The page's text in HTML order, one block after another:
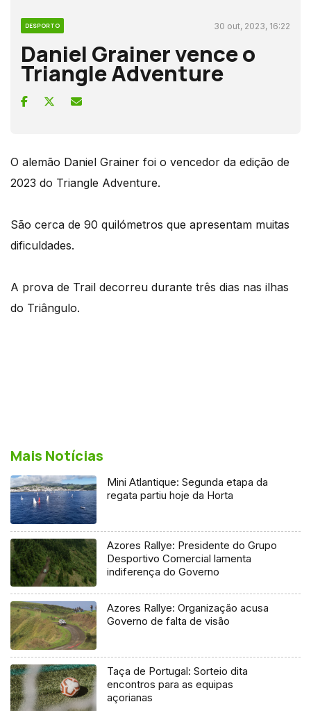
DESPORTO 30 out, 2023, 16:22
Daniel Grainer vence o
Triangle Adventure
O alemão Daniel Grainer foi o vencedor da edição de
2023 do Triangle Adventure.
São cerca de 90 quilómetros que apresentam muitas
dificuldades.
A prova de Trail decorreu durante três dias nas ilhas
do Triângulo.
Mais Notícias
Mini Atlantique: Segunda etapa da
regata partiu hoje da Horta
Azores Rallye: Presidente do Grupo
Desportivo Comercial lamenta
indiferença do Governo
Azores Rallye: Organização acusa
Governo de falta de visão
Taça de Portugal: Sorteio dita
encontros para as equipas
açorianas